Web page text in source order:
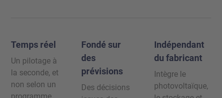
Temps réel
Un pilotage à
la seconde, et
non selon un
Fondé sur
des
prévisions
Des décisions
Indépendant
du fabricant
Intègre le
photovoltaïque,